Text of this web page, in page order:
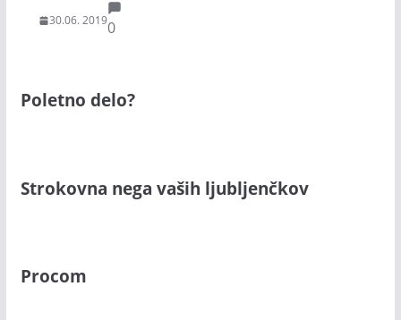
30.06. 20190
Poletno delo?
Strokovna nega vaših ljubljenčkov
Procom